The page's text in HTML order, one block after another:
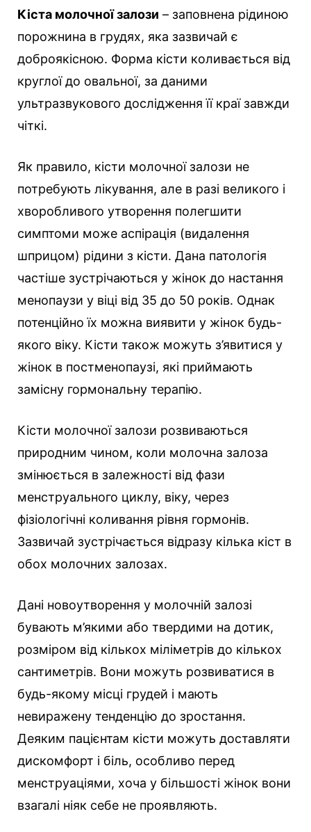
Кіста молочної залози – заповнена рідиною
порожнина в грудях, яка зазвичай є
доброякісною. Форма кісти коливається від
круглої до овальної, за даними
ультразвукового дослідження її краї завжди
чіткі.
Як правило, кісти молочної залози не
потребують лікування, але в разі великого і
хворобливого утворення полегшити
симптоми може аспірація (видалення
шприцом) рідини з кісти. Дана патологія
частіше зустрічаються у жінок до настання
менопаузи у віці від 35 до 50 років. Однак
потенційно їх можна виявити у жінок будь-
якого віку. Кісти також можуть з’явитися у
жінок в постменопаузі, які приймають
замісну гормональну терапію.
Кісти молочної залози розвиваються
природним чином, коли молочна залоза
змінюється в залежності від фази
менструального циклу, віку, через
фізіологічні коливання рівня гормонів.
Зазвичай зустрічається відразу кілька кіст в
обох молочних залозах.
Дані новоутворення у молочній залозі
бувають м’якими або твердими на дотик,
розміром від кількох міліметрів до кількох
сантиметрів. Вони можуть розвиватися в
будь-якому місці грудей і мають
невиражену тенденцію до зростання.
Деяким пацієнтам кісти можуть доставляти
дискомфорт і біль, особливо перед
менструаціями, хоча у більшості жінок вони
взагалі ніяк себе не проявляють.